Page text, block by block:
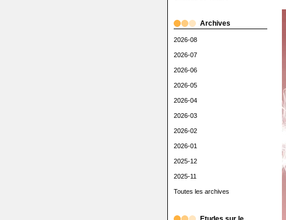
Archives
2026-08
2026-07
2026-06
2026-05
2026-04
2026-03
2026-02
2026-01
2025-12
2025-11
Toutes les archives